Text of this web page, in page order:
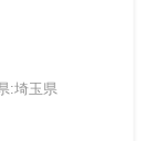
:埼玉県